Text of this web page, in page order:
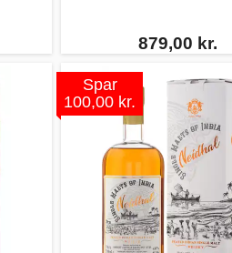
879,00 kr.
Spar
100,00 kr.